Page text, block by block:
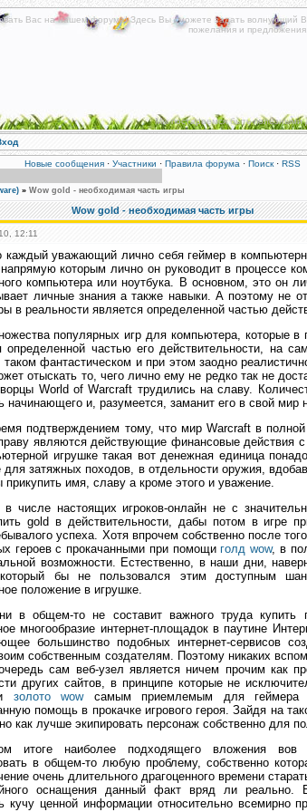
Вас на нашем форуме! Здесь Вы сможете задать волнующий
пожелания и предложения.
Мы постараемся быть полезными
Новые сообщения· Участники · Правила форума · Поиск· RSS
» Wow gold - необходимая часть игры
Wow gold - необходимая часть игры
12:11
каждый уважающий лично себя геймер в
которым лично он руководит в процессе
компьютера или ноутбука. В основном, это он
личные знания а также навыки. А поэтому не
в реальности является определенной частью
популярных игр для компьютера, которые
определенной частью его действительности, на
фантастическом и при этом заодно
отыскать то, чего лично ему не редко так не
World of Warcraft трудились на славу.
начинающего и, разумеется, заманит его в свой мир
подтверждением тому, что мир Warcraft в
являются действующие финансовые действия
игрушке такая вот денежная единица
затяжных походов, в отдельности оружия,
прикупить имя, славу а кроме этого и уважение.
числе настоящих игроков-онлайн не с
gold в действительности, дабы потом в игре
успеха. Хотя впрочем собственно после
героев с прокачанными при помощи голд wow, в
возможности. Естественно, в наши дни,
бы не пользовался этим доступным
положение в игрушке.
в общем-то не составит важного труда купить
многообразие интернет-площадок в паутине
большинство подобных интернет-сервисов
собственным создателям. Поэтому никаких
сам веб-узел является ничем прочим как
других сайтов, в принципе которые не
золото wowсамым приемлемым для геймера
помощь в прокачке игрового героя. Зайдя на
как лучше экипировать персонаж собственно для
итоге наиболее подходящего вложения вов
в общем-то любую проблему, собственно
очень длительного драгоценного времени
оснащения данный факт вряд ли реально.
кучу ценной информации относительно всемирно